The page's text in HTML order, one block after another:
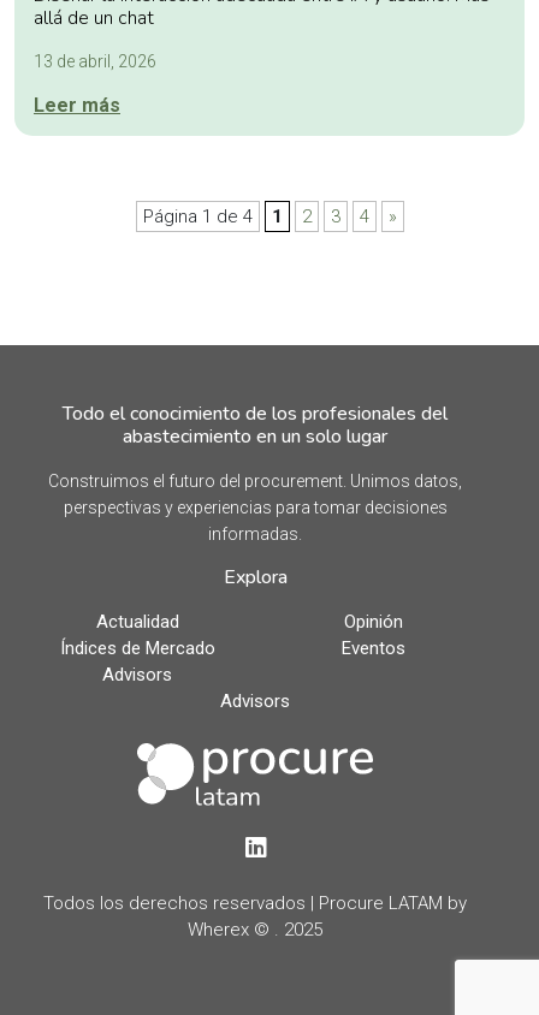
allá de un chat
13 de abril, 2026
Leer más
Página 1 de 4 1 2 3 4 »
Todo el conocimiento de los profesionales del
abastecimiento en un solo lugar
Construimos el futuro del procurement. Unimos datos,
perspectivas y experiencias para tomar decisiones
informadas.
Explora
Actualidad
Opinión
Índices de Mercado
Eventos
Advisors
Advisors
LinkedIn
Todos los derechos reservados | Procure LATAM by
Wherex © . 2025